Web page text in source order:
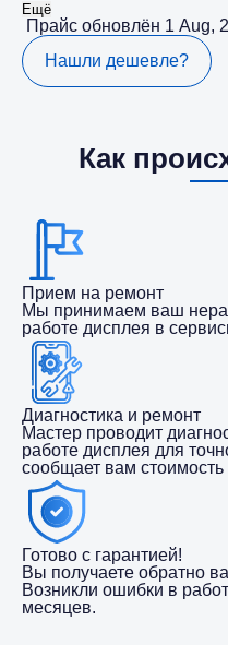
Ещё
Прайс обновлён 1 Aug,
Нашли дешевле?
Как
Прием на ремонт
Мы принимаем ваш
работе дисплея в
Диагностика и ремонт
Мастер проводит
работе дисплея для
сообщает вам
Готово с гарантией!
Вы получаете обратно
Возникли ошибки в
месяцев.